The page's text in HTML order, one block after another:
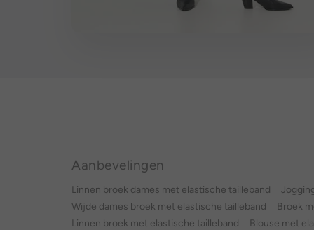
Aanbevelingen
Linnen broek dames met elastische tailleband
Wijde dames broek met elastische tailleband
Broek
Linnen broek met elastische tailleband
Blouse met